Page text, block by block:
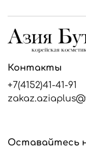
Контакты
+7(4152)41-41-91
Оставайтесь